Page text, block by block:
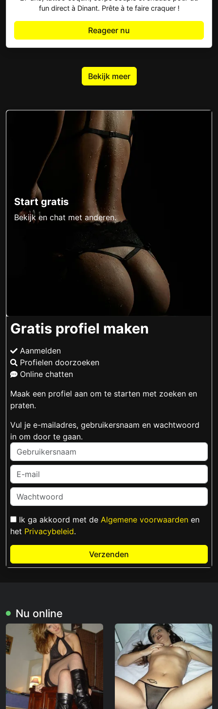
fun direct à Dinant. Prête à te faire craquer !
Reageer nu
Bekijk meer
Start gratis
Bekijk en chat met anderen.
Gratis profiel maken
Aanmelden
Profielen doorzoeken
Online chatten
Maak een profiel aan om te starten met zoeken en
praten.
Vul je e-mailadres, gebruikersnaam en wachtwoord
in om door te gaan.
Ik ga akkoord met de Algemene voorwaarden en
het Privacybeleid.
Verzenden
Nu online